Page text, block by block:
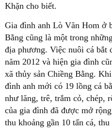
Khặn cho biết.
Gia đình anh Lò Văn Hom ở
Bằng cũng là một trong
địa phương. Việc nuôi cá bắt
năm 2012 và hiện gia đình
xã thủy sản Chiềng Bằng.
đình anh mới có 19 lồng cá
như lăng, trê, trắm cỏ, chép,
của gia đình đã được mở
thu khoảng gần 10 tấn cá,